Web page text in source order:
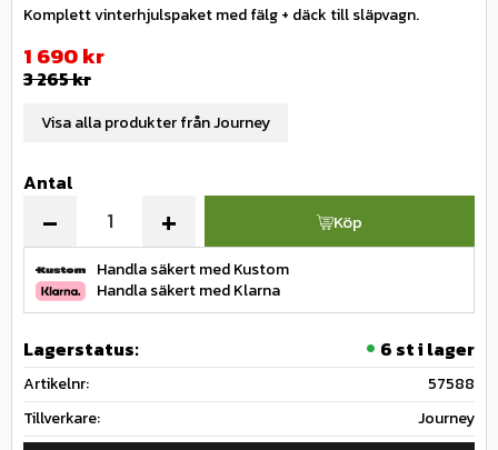
Komplett vinterhjulspaket med fälg + däck till släpvagn.
Nedsatt pris:
1 690kr
Ordinarie pris:
3 265kr
Antal
+
- Köp
Handla säkert med Kustom
Handla säkert med Klarna
Lagerstatus 6 st i lager
Artikelnr
57588
Tillverkare
Journey
Visa alla produkter från Journey